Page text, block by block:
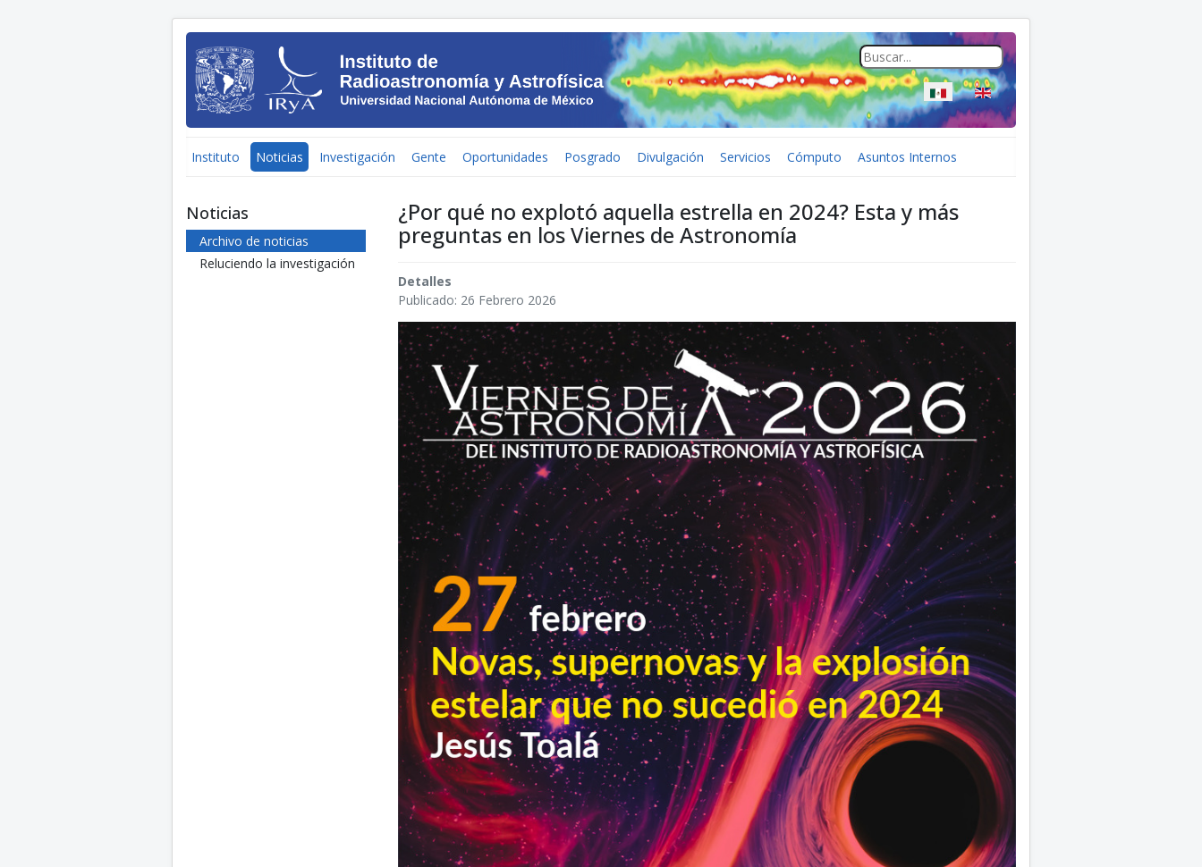
Seleccione su idioma
Instituto Noticias Investigación Gente Oportunidades Posgrado Divulgación Servicios Cómputo Asuntos Internos
Noticias
Archivo de noticias
Reluciendo la investigación
¿Por qué no explotó aquella estrella en 2024? Esta y más
preguntas en los Viernes de Astronomía
Detalles
Publicado: 26 Febrero 2026